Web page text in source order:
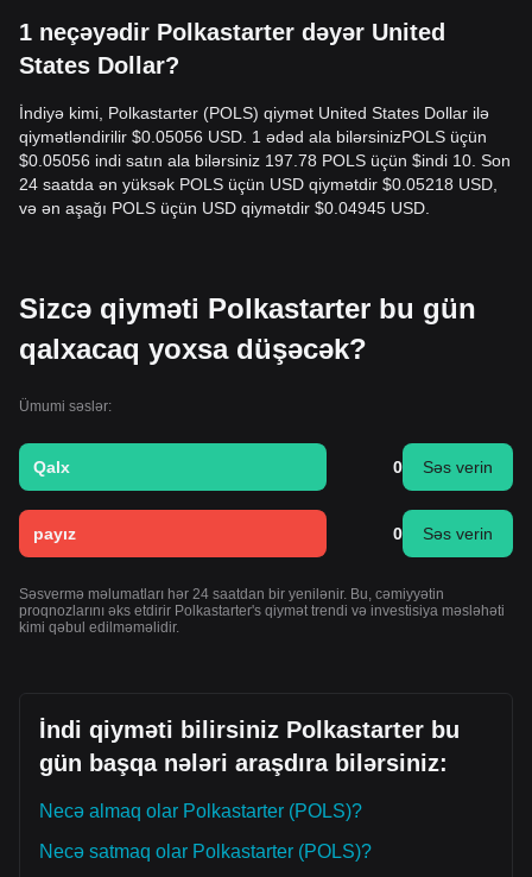
1 neçəyədir Polkastarter dəyər United
States Dollar?
İndiyə kimi, Polkastarter (POLS) qiymət United States Dollar ilə
qiymətləndirilir $0.05056 USD. 1 ədəd ala bilərsinizPOLS üçün
$0.05056 indi satın ala bilərsiniz 197.78 POLS üçün $indi 10. Son
24 saatda ən yüksək POLS üçün USD qiymətdir $0.05218 USD,
və ən aşağı POLS üçün USD qiymətdir $0.04945 USD.
Sizcə qiyməti Polkastarter bu gün
qalxacaq yoxsa düşəcək?
Ümumi səslər:
Qalx 0 Səs verin
payız 0 Səs verin
Səsvermə məlumatları hər 24 saatdan bir yenilənir. Bu, cəmiyyətin
proqnozlarını əks etdirir Polkastarter's qiymət trendi və investisiya məsləhəti
kimi qəbul edilməməlidir.
İndi qiyməti bilirsiniz Polkastarter bu
gün başqa nələri araşdıra bilərsiniz:
Necə almaq olar Polkastarter (POLS)?
Necə satmaq olar Polkastarter (POLS)?